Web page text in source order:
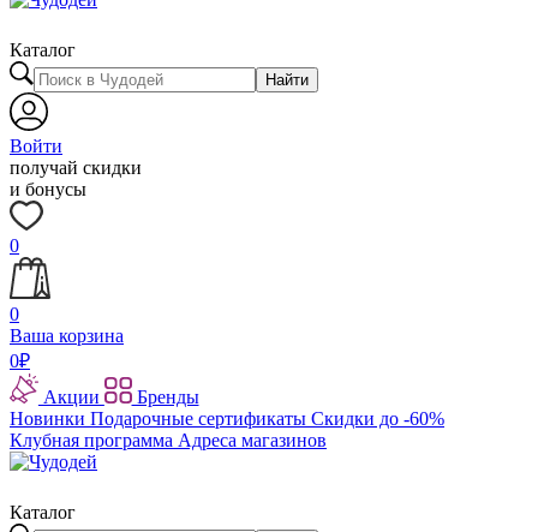
Каталог
Найти
Войти
получай скидки
и бонусы
0
0
Ваша корзина
0₽
Акции
Бренды
Новинки Подарочные сертификаты Скидки до -60%
Клубная программа Адреса магазинов
Каталог